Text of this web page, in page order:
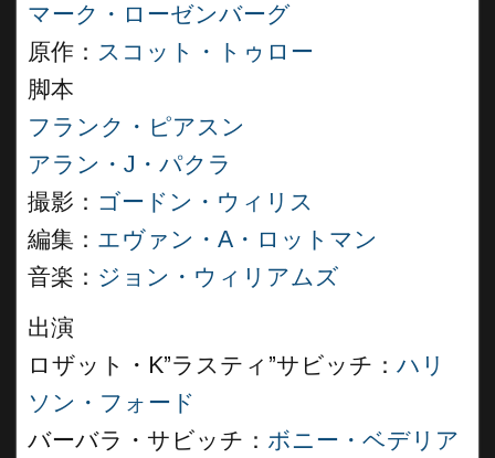
マーク・ローゼンバーグ
原作： スコット・トゥロー
脚本
フランク・ピアスン
アラン・J・パクラ
撮影： ゴードン・ウィリス
編集： エヴァン・A・ロットマン
音楽： ジョン・ウィリアムズ
出演
ロザット・K”ラスティ”サビッチ： ハリ
ソン・フォード
バーバラ・サビッチ： ボニー・ベデリア